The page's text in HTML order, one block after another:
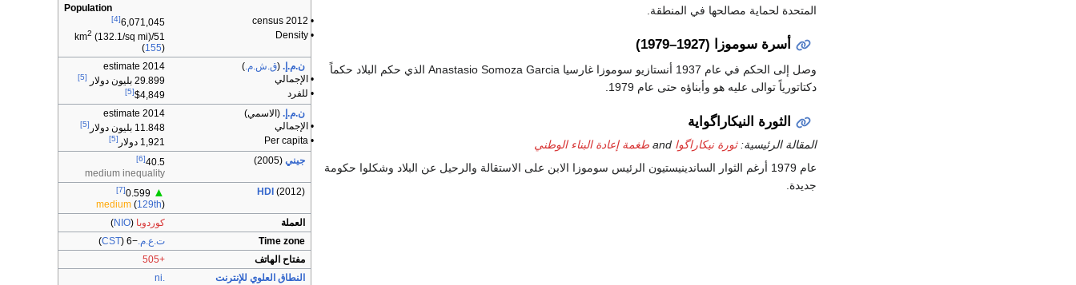
Population
• 2012 census
6,071,045
[4]
• Density
51/km
2 (132.1/sq mi)
(155)
ن.م.إ. (ق.ش.م.)
2014 estimate
• الإجمالي
29.899 بليون دولار [5]
• للفرد $4,849
[5]
ن.م.إ. (الاسمي)
2014 estimate
• الإجمالي
11.848 بليون دولار [5]
• Per capita 1,921 دولار [5]
جيني (2005)
40.5
[6]
medium inequality
HDI (2012)
▲
0.599
[7]
medium(129th)
العملة
كوردوبا (
NIO
)
Time zone
ت.ع.م.−6
(
CST
)
مفتاح الهاتف
+505
النطاق العلوي للإنترنت
.ni
المتحدة لحماية مصالحها في المنطقة.
أسرة سوموزا (1927–1979)
وصل إلى الحكم في عام 1937 أنستازيو سوموزا غارسيا Anastasio Somoza Garcia الذي حكم البلاد حكماً
دكتاتورياً توالى عليه هو وأبناؤه حتى عام 1979.
الثورة النيكاراگواية
المقالة الرئيسية:ثورة نيكاراگوا طغمة إعادة البناء الوطني
عام 1979 أرغم الثوار الساندينيستيون الرئيس سوموزا الابن على الاستقالة والرحيل عن البلاد وشكلوا حكومة
جديدة.